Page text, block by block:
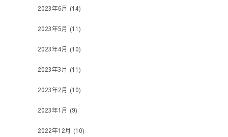
2023年6月 (14)
2023年5月 (11)
2023年4月 (10)
2023年3月 (11)
2023年2月 (10)
2023年1月 (9)
2022年12月 (10)